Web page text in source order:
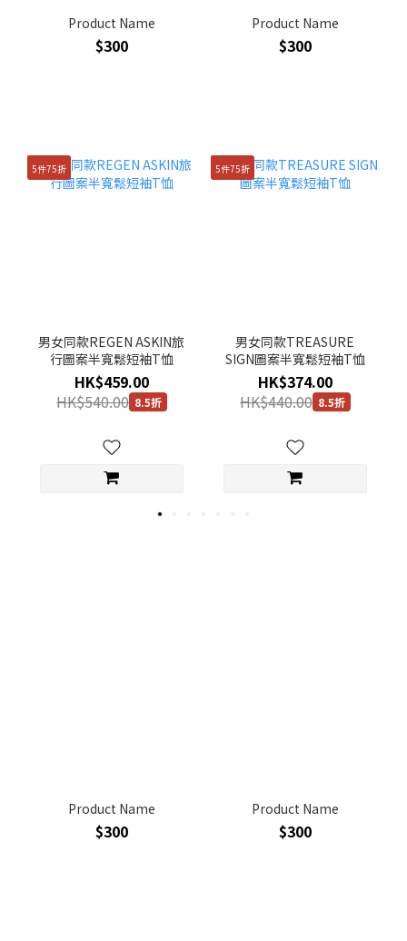
Product Name
$300
Product Name
$300
5件75折
男女同款REGEN ASKIN旅
行圖案半寬鬆短袖T恤
HK$459.00
HK$540.00 8.5折
5件75折
男女同款TREASURE
SIGN圖案半寬鬆短袖T恤
HK$374.00
HK$440.00 8.5折
Product Name
$300
Product Name
$300